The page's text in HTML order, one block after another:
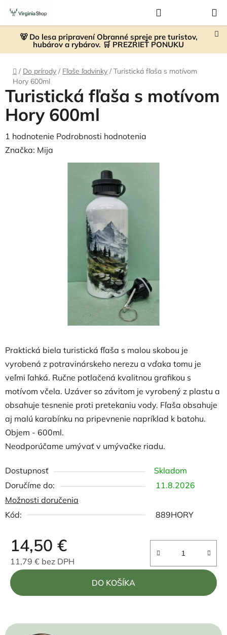
Prejsť
obsah
🐻 Do lesa pripravení Obranné spreje pre turistov,
hubárov a rybárov. 🛒 PREZRIEŤ PONUKU
KOŠÍK
Domov
/ Do prírody / Fľaše ľadvinky / Turistická fľaša s motívom
Hory 600ml
Praktická biela turistická fľaša s malou skobou je
vyrobená z potravinárskeho nerezu a vďaka tomu je
veľmi ľahká. Ručne potlačená kvalitnou grafikou s
motívom včela. Uzáver so závitom je vyrobený z plastu a
obsahuje tesnenie proti pretekaniu vody. Fľaša obsahuje
aj malú karabínku na pripevnenie napríklad k batohu.
Objem - 600ml.
Neodporúčame umývať v umývačke riadu.
Dostupnosť
Skladom
11.8.2026
Možnosti doručenia
Kód:
889HORY
14,50 €
11,79 € bez DPH
Jednotková cena:
DO KOŠÍKA
Turistická fľaša s motívom
Hory 600ml
Priemerné
hodnotenie
1 hodnotenie Podrobnosti hodnotenia
Značka: Mija